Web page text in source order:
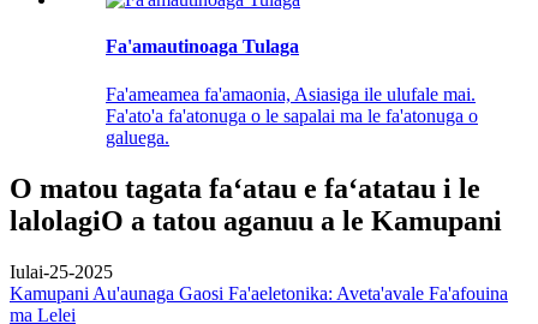
Fa'amautinoaga Tulaga
Fa'ameamea fa'amaonia, Asiasiga ile ulufale mai.
Fa'ato'a fa'atonuga o le sapalai ma le fa'atonuga o
galuega.
O matou tagata faʻatau e faʻatatau i le
lalolagiO a tatou aganuu a le Kamupani
Iulai-25-2025
Kamupani Au'aunaga Gaosi Fa'aeletonika: Aveta'avale Fa'afouina
ma Lelei